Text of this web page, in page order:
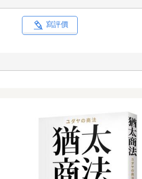
中，一探那養育了一代詞人的山明水秀。
寫評價